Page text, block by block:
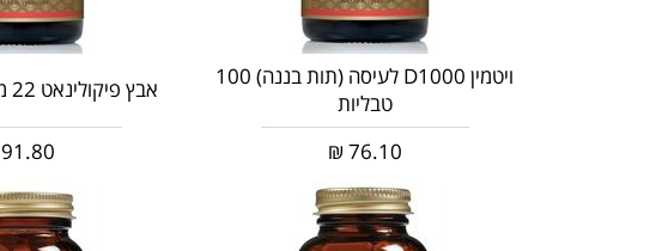
ויטמין D1000 לעיסה (תות בננה) 100
טבליות
76.10
₪
אבץ פיקולינאט 22 מ"ג 100 טבליות
91.80